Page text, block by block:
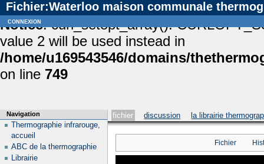
Notice: curl_setopt_array():
value 2 will be used instead in
/home/u169543546/domains/
on line 749
Fichier:Waterloo maison communale
fichier discussion la librairie
Fichier
Navigation
Thermographie infrarouge,
accueil
ABC de la thermographie
Librairie
connexion